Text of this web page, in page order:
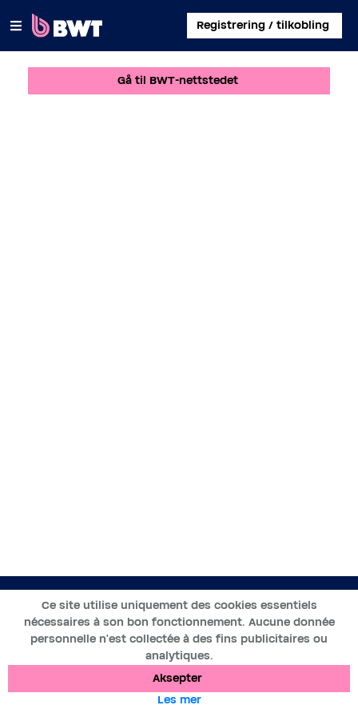
Registrering / tilkobling
×
Gå til BWT-nettstedet
NO
2019-2025 ©BWT by Wess Soft - Alle rettigheter reservert
DatabeskyttelseInformasjonskapslerJuridiske merknader
Aksepter
Ce site utilise uniquement des cookies essentiels
nécessaires à son bon fonctionnement. Aucune donnée
personnelle n’est collectée à des fins publicitaires ou
analytiques.
Les mer